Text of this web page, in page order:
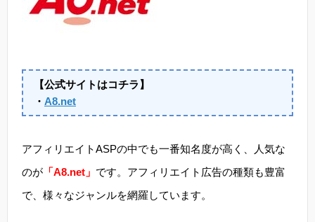
【公式サイトはコチラ】
・ A8.net
アフィリエイトASPの中でも一番知名度が高く、人気な
のが 「A8.net」 です。アフィリエイト広告の種類も豊富
で、様々なジャンルを網羅しています。